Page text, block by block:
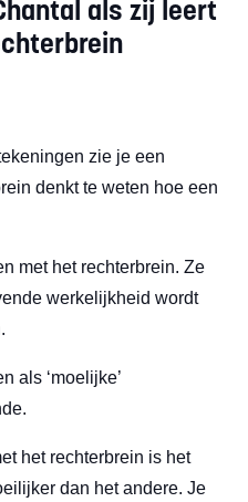
als zij leert
zie je een
denkt te weten hoe een
met het rechterbrein. Ze
werkelijkheid wordt
als ‘moelijke’
het rechterbrein is het
dan het andere. Je